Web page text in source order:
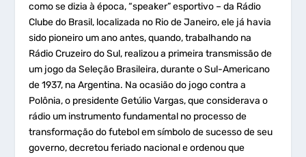
como se dizia à época, “speaker” esportivo – da Rádio
Clube do Brasil, localizada no Rio de Janeiro, ele já havia
sido pioneiro um ano antes, quando, trabalhando na
Rádio Cruzeiro do Sul, realizou a primeira transmissão de
um jogo da Seleção Brasileira, durante o Sul-Americano
de 1937, na Argentina. Na ocasião do jogo contra a
Polônia, o presidente Getúlio Vargas, que considerava o
rádio um instrumento fundamental no processo de
transformação do futebol em símbolo de sucesso de seu
governo, decretou feriado nacional e ordenou que